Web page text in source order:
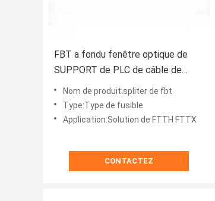
FBT a fondu fenêtre optique de
SUPPORT de PLC de câble de
diviseur de PLC de fibre la double
Nom de produit:spliter de fbt
Type:Type de fusible
Application:Solution de FTTH FTTX
CONTACTEZ